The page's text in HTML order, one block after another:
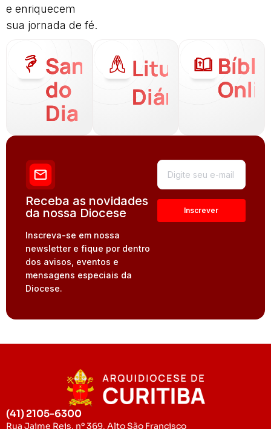
e enriquecem
sua jornada de fé.
Santo
do
Dia
Liturgia
Diária
Receba as novidades
da nossa Diocese
Inscreva-se em nossa
newsletter e fique por dentro
dos avisos, eventos e
mensagens especiais da
Diocese.
(41) 2105-6300
Rua Jaime Reis, nº 369, Alto São Francisco